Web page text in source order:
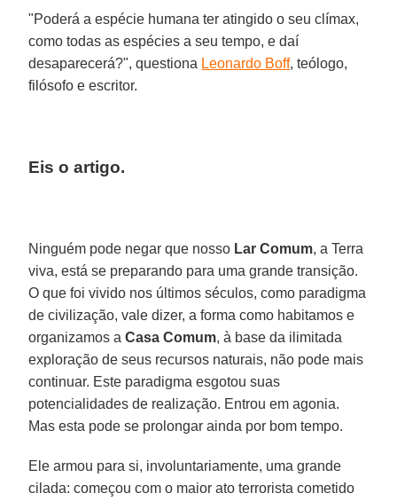
"Poderá a espécie humana ter atingido o seu clímax,
como todas as espécies a seu tempo, e daí
desaparecerá?", questiona Leonardo Boff, teólogo,
filósofo e escritor.
Eis o artigo.
Ninguém pode negar que nosso Lar Comum, a Terra
viva, está se preparando para uma grande transição.
O que foi vivido nos últimos séculos, como paradigma
de civilização, vale dizer, a forma como habitamos e
organizamos aCasa Comum, à base da ilimitada
exploração de seus recursos naturais, não pode mais
continuar. Este paradigma esgotou suas
potencialidades de realização. Entrou em agonia.
Mas esta pode se prolongar ainda por bom tempo.
Ele armou para si, involuntariamente, uma grande
cilada: começou com o maior ato terrorista cometido